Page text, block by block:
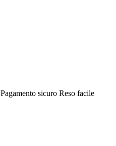
Pagamento sicuro Reso facile